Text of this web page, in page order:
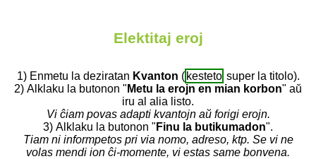
Elektitaj eroj
1) Enmetu la deziratan Kvanton ( kesteto super la titolo).
2) Alklaku la butonon " Metu la erojn en mian korbon" aŭ
iru al alia listo.
Vi ĉiam povas adapti kvantojn aŭ forigi erojn.
3) Alklaku la butonon " Finu la butikumadon".
Tiam ni informpetos pri via nomo, adreso, ktp. Se vi ne
volas mendi ion ĉi-momente, vi estas same bonvena.